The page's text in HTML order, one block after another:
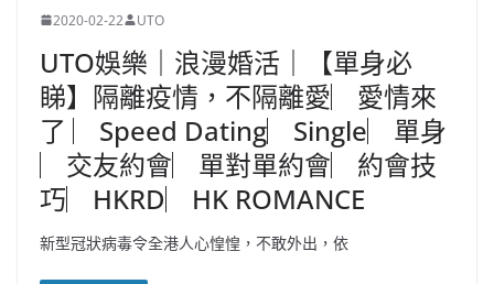
2020-02-22 UTO
UTO娛樂｜浪漫婚活｜【單身必
睇】隔離疫情，不隔離愛︳愛情來
了 ︳Speed Dating︳Single︳單身
︳交友約會︳單對單約會︳約會技
巧︳HKRD︳HK ROMANCE
新型冠狀病毒令全港人心惶惶，不敢外出，依